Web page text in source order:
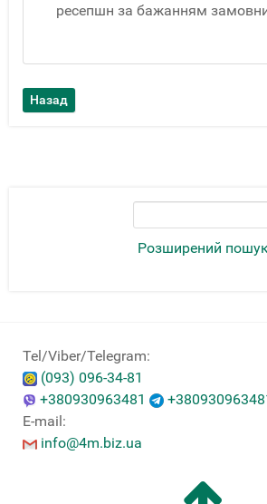
Розширений
ресепшн за бажанням
Tel/Viber/Telegram:
(093) 096-34-81
+380930963481
E-mail:
info@4m.biz.ua